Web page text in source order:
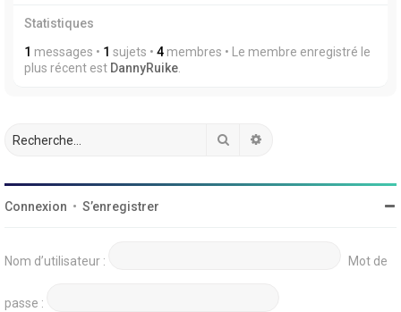
Statistiques
1 messages • 1 sujets • 4 membres • Le membre enregistré le
plus récent est DannyRuike
Rechercher
Connexion • S’enregistrer
Nom d’utilisateur : Mot de
passe :